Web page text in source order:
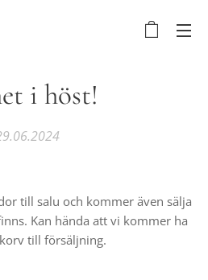
i höst!
till salu och kommer även sälja
Kan hända att vi kommer ha
till försäljning.